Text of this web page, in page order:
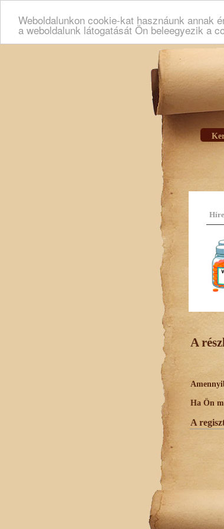
Weboldalunkon cookie-kat hasznáunk annak
a weboldalunk látogatását Ön beleegyezik a
A
Ha Ön
A